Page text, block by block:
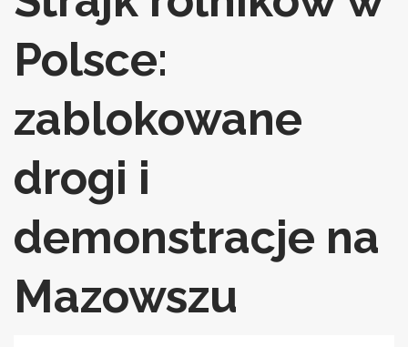
Polsce:
zablokowane
drogi i
demonstracje na
Mazowszu